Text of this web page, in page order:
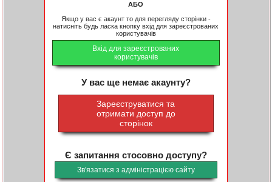
АБО
Якщо у вас є акаунт то для перегляду сторінки -
натисніть будь ласка кнопку вхід для зареєстрованих
користувачів
Вхід для зареєстрованих
користувачів
У вас ще немає акаунту?
Зареєструватися та
отримати доступ до
сторінок
Є запитання стосовно доступу?
Зв'язатися з адміністрацією сайту